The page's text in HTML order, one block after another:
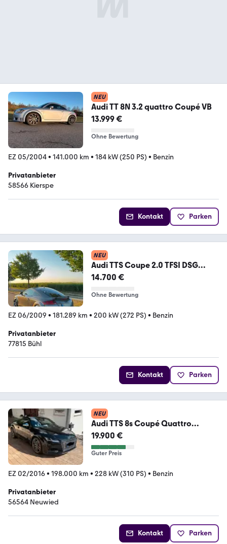
NEU
Audi TT 8N 3.2 quattro Coupé VB
13.999 €
Ohne Bewertung
EZ 05/2004• 141.000 km • 184 kW (250 PS) • Benzin
Privatanbieter
58566 Kierspe
Kontakt Parken
NEU
Audi TTS Coupe 2.0 TFSI DSG
Quattro
14.700 €
Ohne Bewertung
EZ 06/2009 • 181.289 km • 200 kW (272 PS) • Benzin
Privatanbieter
77815 Bühl
Kontakt Parken
NEU
Audi TTS 8s Coupé Quattro
Schwarz Automati...
19.900 €
Guter Preis
EZ 02/2016• 198.000 km • 228 kW (310 PS) • Benzin
Privatanbieter
56564 Neuwied
Kontakt Parken